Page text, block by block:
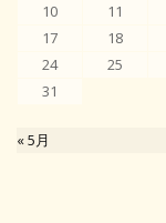
10
11
17
18
24
25
31
« 5月